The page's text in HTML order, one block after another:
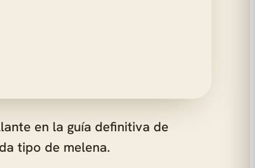
en la guía definitiva de
tipo de melena.